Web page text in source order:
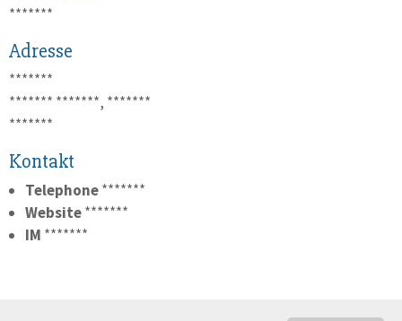
*******
Adresse
*******
******* *******, *******
*******
Kontakt
Telephone*******
Website*******
IM *******